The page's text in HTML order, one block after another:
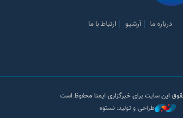
درباره ما آرشیو ارتباط با ما
این سایت برای خبرگزاری ایمنا محفوظ است
طراحی و تولید: نستوه